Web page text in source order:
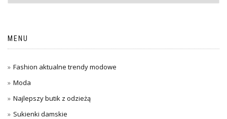
MENU
Fashion aktualne trendy modowe
Moda
Najlepszy butik z odzieżą
Sukienki damskie